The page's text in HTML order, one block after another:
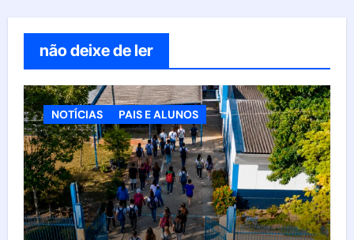
não deixe de ler
NOTÍCIAS PAIS E ALUNOS